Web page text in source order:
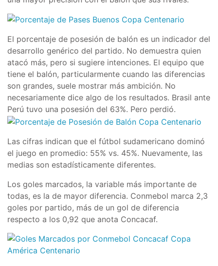
El porcentaje de posesión de balón es un indicador del
desarrollo genérico del partido. No demuestra quien
atacó más, pero si sugiere intenciones. El equipo que
tiene el balón, particularmente cuando las diferencias
son grandes, suele mostrar más ambición. No
necesariamente dice algo de los resultados. Brasil ante
Perú tuvo una posesión del 63%. Pero perdió.
Las cifras indican que el fútbol sudamericano dominó
el juego en promedio: 55% vs. 45%. Nuevamente, las
medias son estadísticamente diferentes.
Los goles marcados, la variable más importante de
todas, es la de mayor diferencia. Conmebol marca 2,3
goles por partido, más de un gol de diferencia
respecto a los 0,92 que anota Concacaf.